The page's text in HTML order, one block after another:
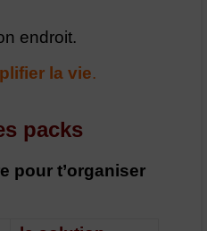
endroit.
la vie.
packs
pour t’organiser